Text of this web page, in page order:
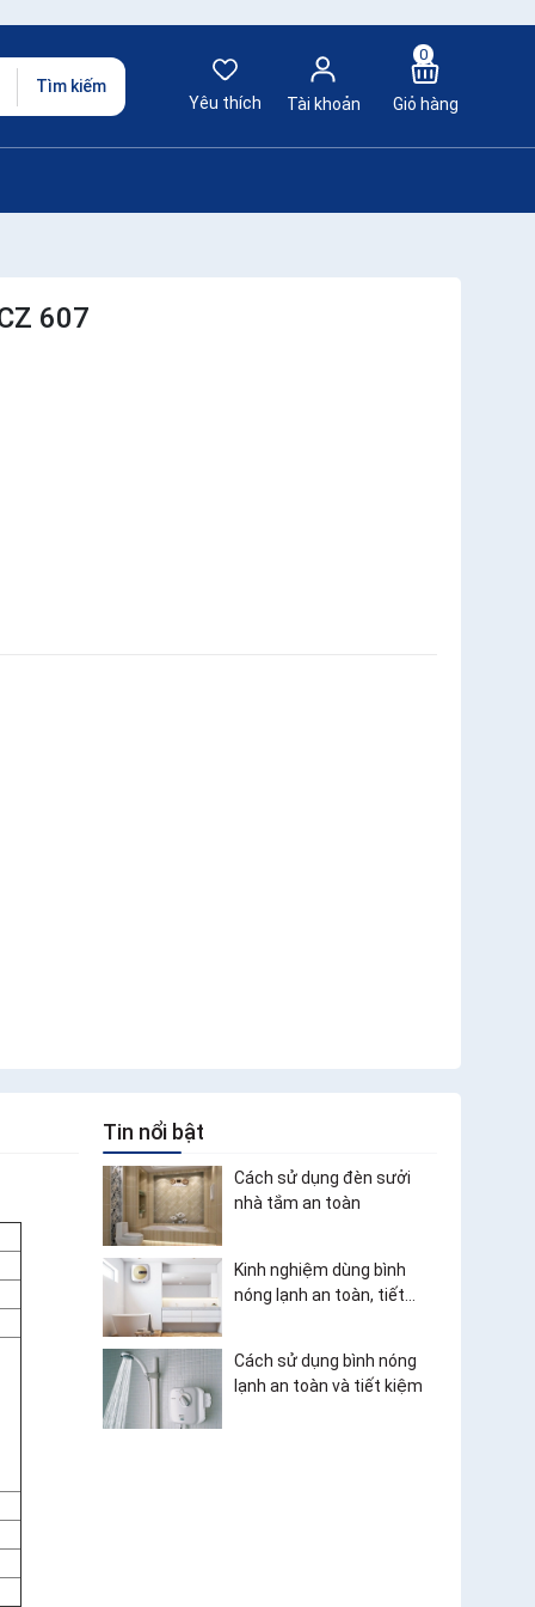
Tìm kiếm
Yêu thích
Tài khoản
0
Giỏ hàng
607
Tin nổi bật
Cách sử dụng đèn sưởi
nhà tắm an toàn
Kinh nghiệm dùng bình
nóng lạnh an toàn, tiết
Cách sử dụng bình nóng
lạnh an toàn và tiết kiệm